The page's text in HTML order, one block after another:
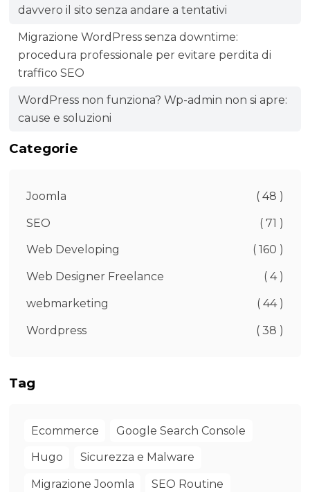
davvero il sito senza andare a tentativi
Migrazione WordPress senza downtime:
procedura professionale per evitare perdita di
traffico SEO
WordPress non funziona? Wp-admin non si apre:
cause e soluzioni
Categorie
Joomla ( 48 )
SEO ( 71 )
Web Developing ( 160 )
Web Designer Freelance ( 4 )
webmarketing ( 44 )
Wordpress ( 38 )
Tag
Ecommerce Google Search Console
Hugo Sicurezza e Malware
Migrazione Joomla SEO Routine